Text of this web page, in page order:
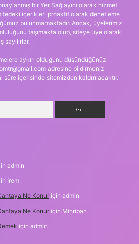
bir Yer Sağlayıcı olarak hizmet
içerikleri proaktif olarak denetleme
bulunmamaktadır. Ancak, üyelerimiz
taşımakta olup, siteye üye olarak
sayılırlar.
aykırı olduğunu düşündüğünüz
adresine bildirmeniz
içerisinde sitemizden kaldırılacaktır.
admin
İrem
Ne Konur için admin
Ne Konur için Mihriban
için admin